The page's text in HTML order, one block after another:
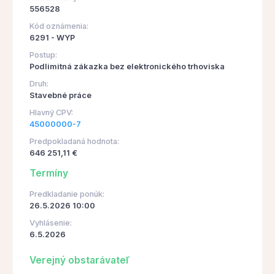
556528
Kód oznámenia:
6291 - WYP
Postup:
Podlimitná zákazka bez elektronického trhoviska
Druh:
Stavebné práce
Hlavný CPV:
45000000-7
Predpokladaná hodnota:
646 251,11 €
Termíny
Predkladanie ponúk:
26.5.2026 10:00
Vyhlásenie:
6.5.2026
Verejný obstarávateľ